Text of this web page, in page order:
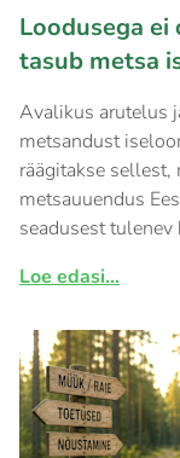
Loodusega
tasub metsa
Avalikus arutelus
metsandust
räägitakse
metsauuendus
seadusest tulenev
Loe edasi...